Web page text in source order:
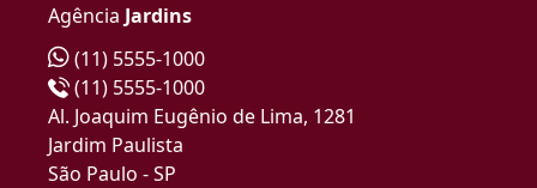
Agência Jardins
(11) 5555-1000
(11) 5555-1000
Al. Joaquim Eugênio de Lima, 1281
Jardim Paulista
São Paulo - SP